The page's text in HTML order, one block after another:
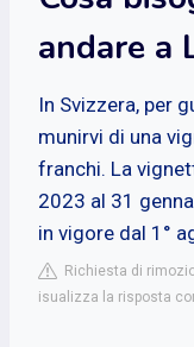
andare a
In Svizzera, per
munirvi di una
franchi. La
2023 al 31
in vigore dal 1°
Richiesta di
isualizza la risposta